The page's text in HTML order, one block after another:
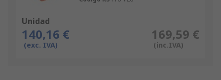
Unidad
140,16 €
(exc. IVA)
169,59 €
(inc.IVA)